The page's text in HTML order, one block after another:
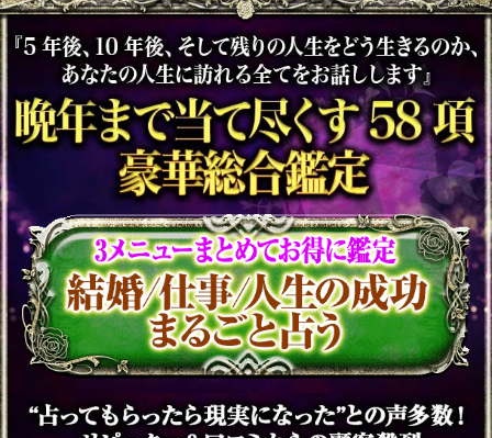
【彼をもっと好きにな
る】あなたへの想い溢れ
る13項◆恋心/葛藤/告白
会員価格1,320円(税込)
通常価格1,650円(税込)
今、誰見てる？/本命いる
の？≪彼の現状※全露出
≫2人の現実/急変/終
会員価格1,320円(税込)
通常価格1,650円(税込)
これだけあなたを想って
るわ【彼が秘める恋本